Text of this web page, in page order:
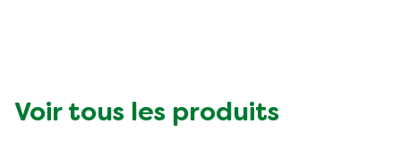
Voir tous les produits